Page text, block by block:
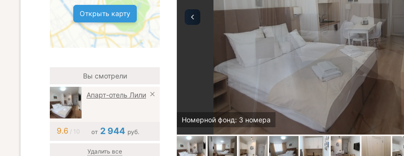
Номерной фонд: 3 номера
Открыть карту
Вы смотрели
Апарт-отель Лили
9.6 / 10 от 2 944 руб.
Удалить все